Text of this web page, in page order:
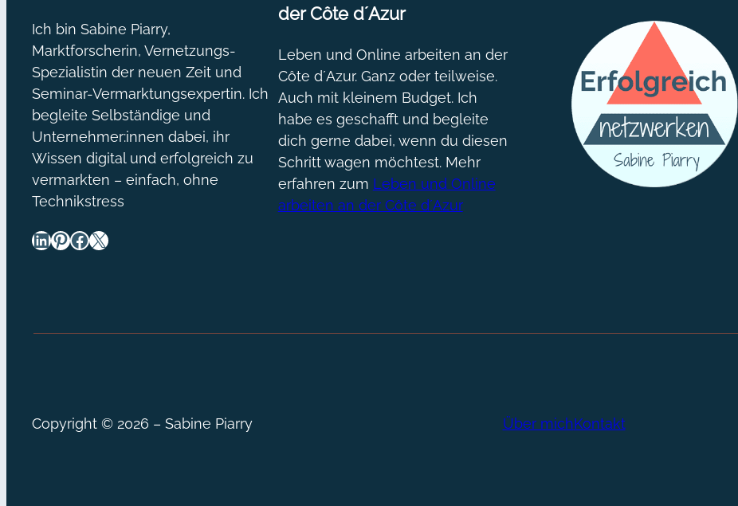
Ich bin Sabine Piarry,
Marktforscherin, Vernetzungs-
Spezialistin der neuen Zeit und
Seminar-Vermarktungsexpertin. Ich
begleite Selbständige und
Unternehmer:innen dabei, ihr
Wissen digital und erfolgreich zu
vermarkten – einfach, ohne
Technikstress
LinkedIn Pinterest Facebook X
der Côte d´Azur
Leben und Online arbeiten an der
Côte d´Azur. Ganz oder teilweise.
Auch mit kleinem Budget. Ich
habe es geschafft und begleite
dich gerne dabei, wenn du diesen
Schritt wagen möchtest. Mehr
erfahren zum Leben und Online
arbeiten an der Côte d´Azur
Copyright © 2026 – Sabine Piarry Über michKontakt